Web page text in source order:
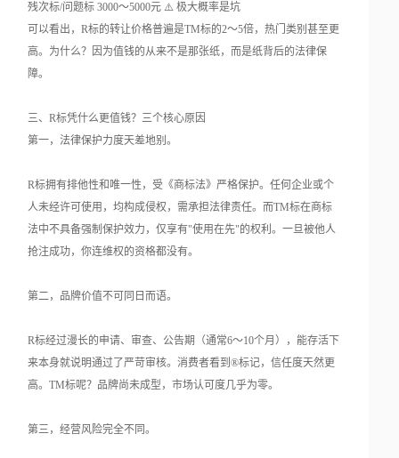
残次标/问题标 3000～5000元 ⚠️ 极大概率是坑
可以看出，R标的转让价格普遍是TM标的2～5倍，热门类别甚至更
高。为什么？因为值钱的从来不是那张纸，而是纸背后的法律保
障。
三、R标凭什么更值钱？三个核心原因
第一，法律保护力度天差地别。
R标拥有排他性和唯一性，受《商标法》严格保护。任何企业或个
人未经许可使用，均构成侵权，需承担法律责任。而TM标在商标
法中不具备强制保护效力，仅享有"使用在先"的权利。一旦被他人
抢注成功，你连维权的资格都没有。
第二，品牌价值不可同日而语。
R标经过漫长的申请、审查、公告期（通常6～10个月），能存活下
来本身就说明通过了严苛审核。消费者看到®标记，信任度天然更
高。TM标呢？品牌尚未成型，市场认可度几乎为零。
第三，经营风险完全不同。